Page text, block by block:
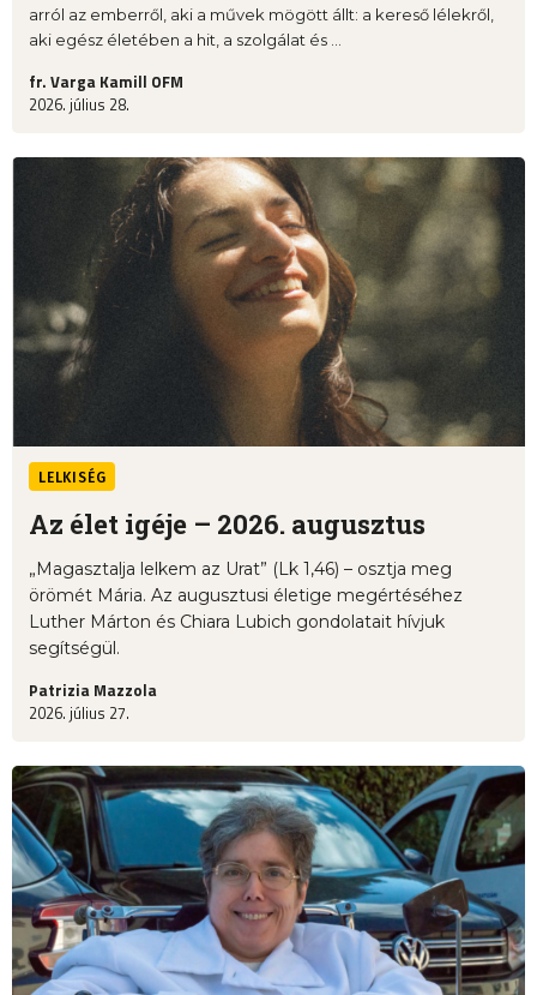
arról az emberről, aki a művek mögött állt: a kereső lélekről,
aki egész életében a hit, a szolgálat és ...
fr. Varga Kamill OFM
2026. július 28.
LELKISÉG
Az élet igéje – 2026. augusztus
„Magasztalja lelkem az Urat” (Lk 1,46) – osztja meg
örömét Mária. Az augusztusi életige megértéséhez
Luther Márton és Chiara Lubich gondolatait hívjuk
segítségül.
Patrizia Mazzola
2026. július 27.